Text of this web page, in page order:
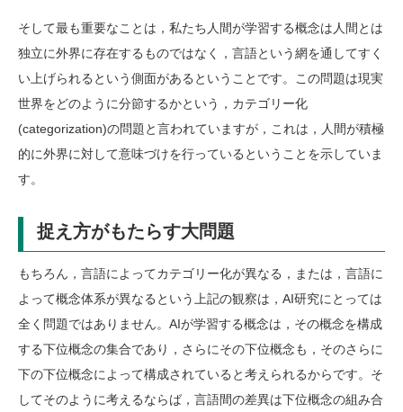
そして最も重要なことは，私たち人間が学習する概念は人間とは
独立に外界に存在するものではなく，言語という網を通してすく
い上げられるという側面があるということです。この問題は現実
世界をどのように分節するかという，カテゴリー化
(categorization)の問題と言われていますが，これは，人間が積極
的に外界に対して意味づけを行っているということを示していま
す。
捉え方がもたらす大問題
もちろん，言語によってカテゴリー化が異なる，または，言語に
よって概念体系が異なるという上記の観察は，AI研究にとっては
全く問題ではありません。AIが学習する概念は，その概念を構成
する下位概念の集合であり，さらにその下位概念も，そのさらに
下の下位概念によって構成されていると考えられるからです。そ
してそのように考えるならば，言語間の差異は下位概念の組み合